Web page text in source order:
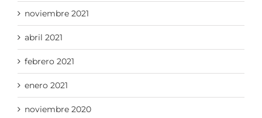
noviembre 2021
abril 2021
febrero 2021
enero 2021
noviembre 2020